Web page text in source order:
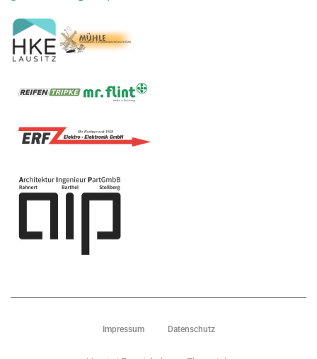
Impressum Datenschutz